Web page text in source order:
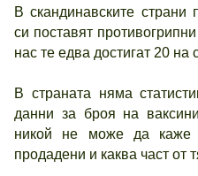
В скандинавските страни
си поставят
нас те едва достигат 20 на
В страната няма
данни за броя на
никой не може да каже
продадени и каква част от